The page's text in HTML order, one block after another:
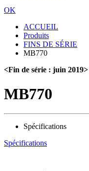
OK
ACCUEIL
Produits
FINS DE SÉRIE
MB770
<Fin de série : juin 2019>
MB770
Spécifications
Spécifications